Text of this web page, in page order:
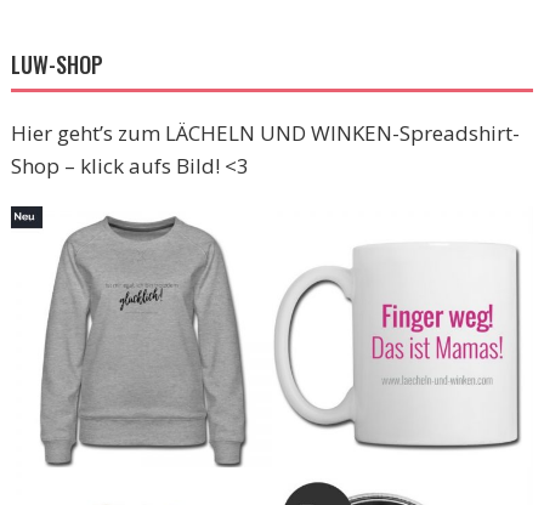
LUW-SHOP
Hier geht’s zum LÄCHELN UND WINKEN-Spreadshirt-
Shop – klick aufs Bild! <3